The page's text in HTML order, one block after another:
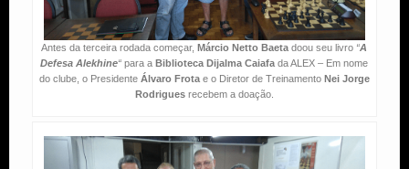
Antes da terceira rodada começar,Márcio Netto Baeta doou seu livro “A
Defesa Alekhine“ para aBiblioteca Dijalma Caiafa da ALEX – Em nome
do clube, o Presidente Álvaro Frotae o Diretor de Treinamento Nei Jorge
Rodriguesrecebem a doação.